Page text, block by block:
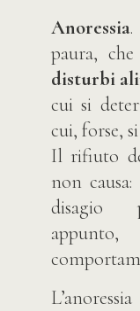
Anoressia.
paura,
disturbi
cui si
cui, forse,
Il rifiuto
non
disagio